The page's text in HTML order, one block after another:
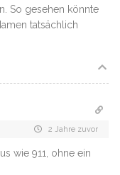
So gesehen könnte
tatsächlich
2 Jahre zuvor
wie 911, ohne ein